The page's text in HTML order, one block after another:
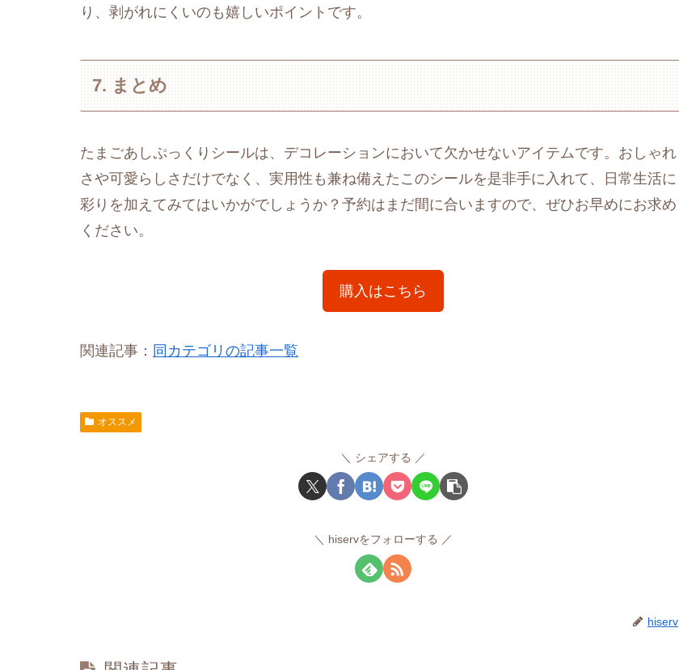
り、剥がれにくいのも嬉しいポイントです。
7. まとめ
たまごあしぷっくりシールは、デコレーションにおいて欠かせないアイテムです。おしゃれ
さや可愛らしさだけでなく、実用性も兼ね備えたこのシールを是非手に入れて、日常生活に
彩りを加えてみてはいかがでしょうか？予約はまだ間に合いますので、ぜひお早めにお求め
ください。
購入はこちら
関連記事： 同カテゴリの記事一覧
オススメ
シェアする
hiservをフォローする
hiserv